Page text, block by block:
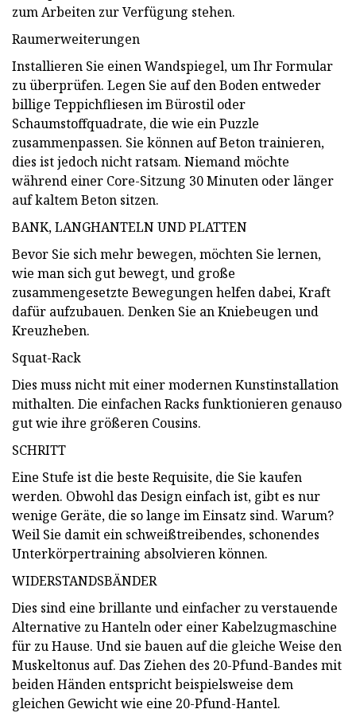
zum Arbeiten zur Verfügung stehen.
Raumerweiterungen
Installieren Sie einen Wandspiegel, um Ihr Formular
zu überprüfen. Legen Sie auf den Boden entweder
billige Teppichfliesen im Bürostil oder
Schaumstoffquadrate, die wie ein Puzzle
zusammenpassen. Sie können auf Beton trainieren,
dies ist jedoch nicht ratsam. Niemand möchte
während einer Core-Sitzung 30 Minuten oder länger
auf kaltem Beton sitzen.
BANK, LANGHANTELN UND PLATTEN
Bevor Sie sich mehr bewegen, möchten Sie lernen,
wie man sich gut bewegt, und große
zusammengesetzte Bewegungen helfen dabei, Kraft
dafür aufzubauen. Denken Sie an Kniebeugen und
Kreuzheben.
Squat-Rack
Dies muss nicht mit einer modernen Kunstinstallation
mithalten. Die einfachen Racks funktionieren genauso
gut wie ihre größeren Cousins.
SCHRITT
Eine Stufe ist die beste Requisite, die Sie kaufen
werden. Obwohl das Design einfach ist, gibt es nur
wenige Geräte, die so lange im Einsatz sind. Warum?
Weil Sie damit ein schweißtreibendes, schonendes
Unterkörpertraining absolvieren können.
WIDERSTANDSBÄNDER
Dies sind eine brillante und einfacher zu verstauende
Alternative zu Hanteln oder einer Kabelzugmaschine
für zu Hause. Und sie bauen auf die gleiche Weise den
Muskeltonus auf. Das Ziehen des 20-Pfund-Bandes mit
beiden Händen entspricht beispielsweise dem
gleichen Gewicht wie eine 20-Pfund-Hantel.